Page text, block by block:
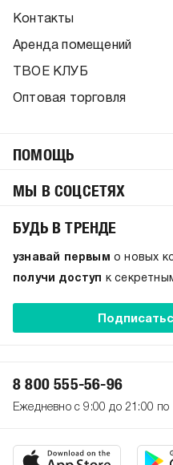
Контакты
Аренда помещений
ТВОЕ КЛУБ
Оптовая торговля
ПОМОЩЬ
МЫ В СОЦСЕТЯХ
БУДЬ В ТРЕНДЕ
узнавай первым о новых
получи доступ
к
8 800 555-56-96
Ежедневно с 9:00 до 21:00 по